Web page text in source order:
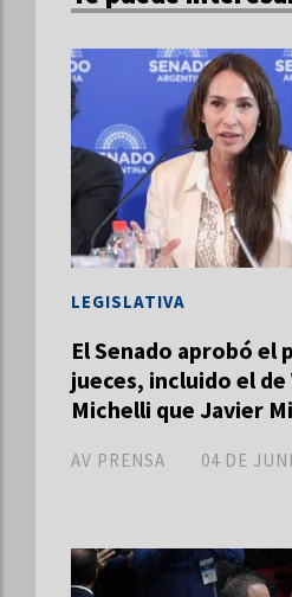
El Senado aprobó el
jueces, incluido el de
Michelli que Javier
AV PRENSA
LEGISLATIVA
04 DE